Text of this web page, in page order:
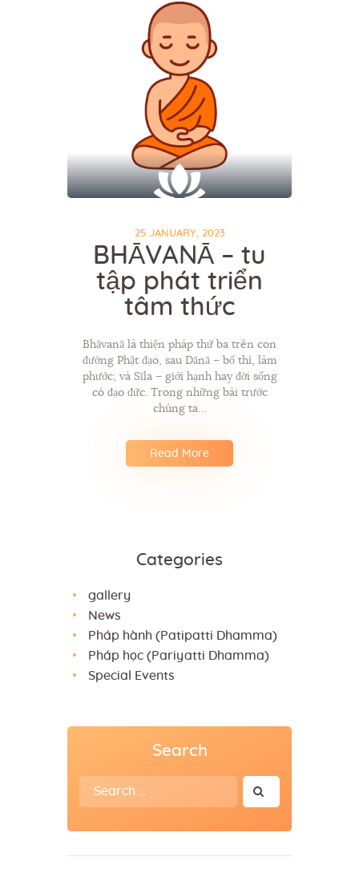
25 JANUARY, 2023
BHĀVANĀ – tu
tập phát triển
tâm thức
Bhāvanā là thiện pháp thứ ba trên con
đường Phật đạo, sau Dānā – bố thí, làm
phước; và Sīla – giới hạnh hay đời sống
có đạo đức. Trong những bài trước
chúng ta…
Read More
Categories
gallery
News
Pháp hành (Patipatti Dhamma)
Pháp học (Pariyatti Dhamma)
Special Events
Search
Search
for: